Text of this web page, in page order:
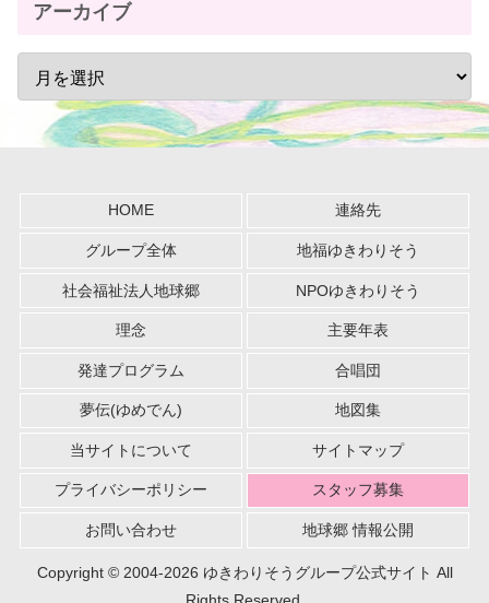
アーカイブ
HOME 連絡先
グループ全体 地福ゆきわりそう
社会福祉法人地球郷 NPOゆきわりそう
理念 主要年表
発達プログラム 合唱団
夢伝(ゆめでん) 地図集
当サイトについて サイトマップ
プライバシーポリシー スタッフ募集
お問い合わせ 地球郷 情報公開
Copyright © 2004-2026 ゆきわりそうグループ公式サイト All